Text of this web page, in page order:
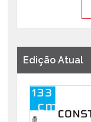
Edição Atual